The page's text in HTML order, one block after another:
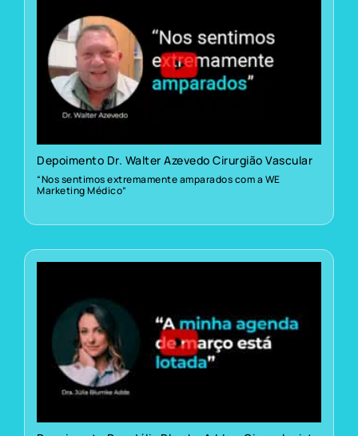
Depoimento Dr. Walter Azevedo Cirurgião Vascular
“Nos sentimos extremamente amparados com a WE
Marketing Médico”